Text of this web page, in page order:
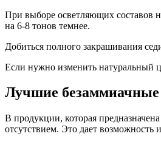
При выборе осветляющих составов
на 6-8 тонов темнее.
Добиться полного закрашивания
Если нужно изменить натуральный
Лучшие безаммиачные
В продукции, которая
отсутствием. Это дает возможность